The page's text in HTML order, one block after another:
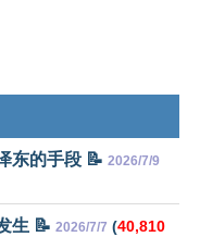
东的手段 📝 2026/7/9
生 📝 2026/7/7 (40,810